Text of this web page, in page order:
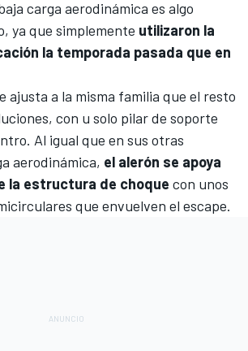
carga aerodinámica es algo
ya que simplemente utilizaron la
la temporada pasada que en
ajusta a la misma familia que el resto
con u solo pilar de soporte
Al igual que en sus otras
aerodinámica, el alerón se apoya
la estructura de choque con unos
que envuelven el escape.